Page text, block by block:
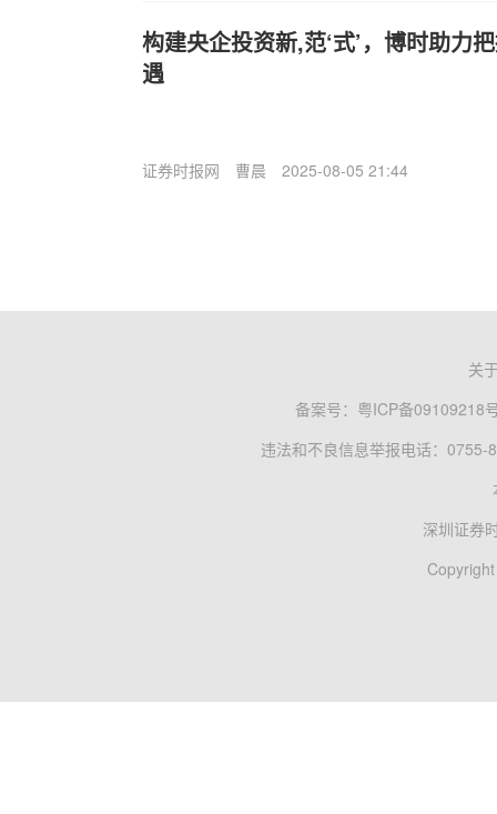
构建央企投资新,范‘式’，博时助力
遇
证券时报网 曹晨 2025-08-05 21:44
关
备案号： 粤ICP备09109218
违法和不良信息举报电话：0755-
深圳证券